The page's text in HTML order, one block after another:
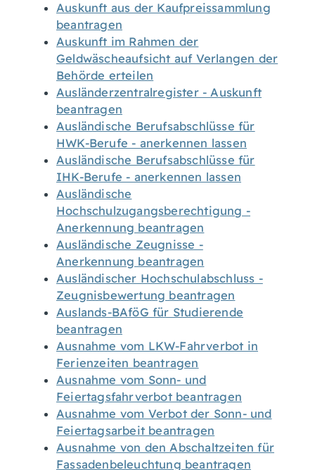
Auskunft aus der Kaufpreissammlung
beantragen
Auskunft im Rahmen der
Geldwäscheaufsicht auf Verlangen der
Behörde erteilen
Ausländerzentralregister - Auskunft
beantragen
Ausländische Berufsabschlüsse für
HWK-Berufe - anerkennen lassen
Ausländische Berufsabschlüsse für
IHK-Berufe - anerkennen lassen
Ausländische
Hochschulzugangsberechtigung -
Anerkennung beantragen
Ausländische Zeugnisse -
Anerkennung beantragen
Ausländischer Hochschulabschluss -
Zeugnisbewertung beantragen
Auslands-BAföG für Studierende
beantragen
Ausnahme vom LKW-Fahrverbot in
Ferienzeiten beantragen
Ausnahme vom Sonn- und
Feiertagsfahrverbot beantragen
Ausnahme vom Verbot der Sonn- und
Feiertagsarbeit beantragen
Ausnahme von den Abschaltzeiten für
Fassadenbeleuchtung beantragen